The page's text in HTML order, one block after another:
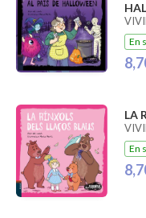
En
LA
En